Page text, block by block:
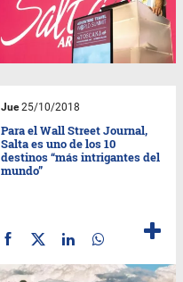
Jue25/10/2018
Para el Wall Street Journal,
Salta es uno de los 10
destinos “más intrigantes del
mundo”